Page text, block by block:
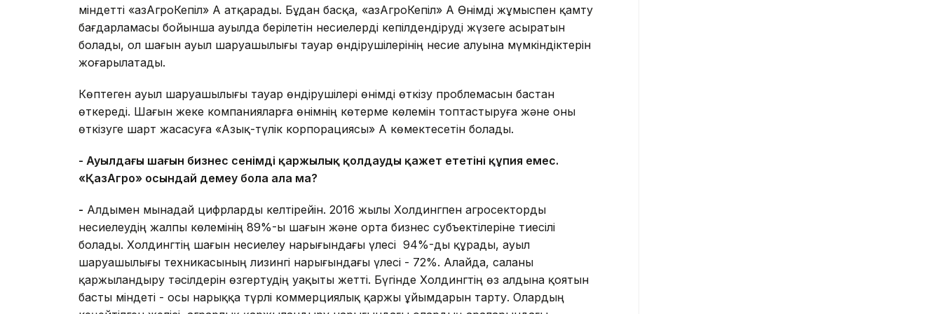
міндетті «ҚазАгроКепіл» АҚ атқарады. Бұдан басқа, «ҚазАгроКепіл» АҚ Өнімді жұмыспен қамту
бағдарламасы бойынша ауылда берілетін несиелерді кепілдендіруді жүзеге асыратын
болады, ол шағын ауыл шаруашылығы тауар өндірушілерінің несие алуына мүмкіндіктерін
жоғарылатады.
Көптеген ауыл шаруашылығы тауар өндірушілері өнімді өткізу проблемасын бастан
өткереді. Шағын жеке компанияларға өнімнің көтерме көлемін топтастыруға және оны
өткізуге шарт жасасуға «Азық-түлік корпорациясы» АҚ көмектесетін болады.
- Ауылдағы шағын бизнес сенімді қаржылық қолдауды қажет ететіні құпия емес.
«ҚазАгро» осындай демеу бола ала ма?
- Алдымен мынадай цифрларды келтірейін. 2016 жылы Холдингпен агросекторды
несиелеудің жалпы көлемінің 89%-ы шағын және орта бизнес субъектілеріне тиесілі
болады. Холдингтің шағын несиелеу нарығындағы үлесі 94%-ды құрады, ауыл
шаруашылығы техникасының лизингі нарығындағы үлесі - 72%. Алайда, саланы
қаржыландыру тәсілдерін өзгертудің уақыты жетті. Бүгінде Холдингтің өз алдына қоятын
басты міндеті - осы нарыққа түрлі коммерциялық қаржы ұйымдарын тарту. Олардың